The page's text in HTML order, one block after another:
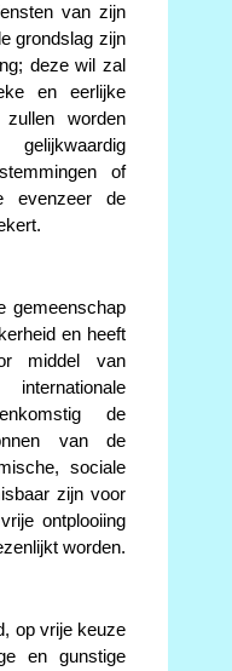
van zijn
grondslag zijn
deze wil zal
en eerlijke
zullen worden
of
evenzeer de
gemeenschap
en heeft
middel van
de
van de
sociale
zijn voor
ontplooiing
worden.
op vrije keuze
en gunstige